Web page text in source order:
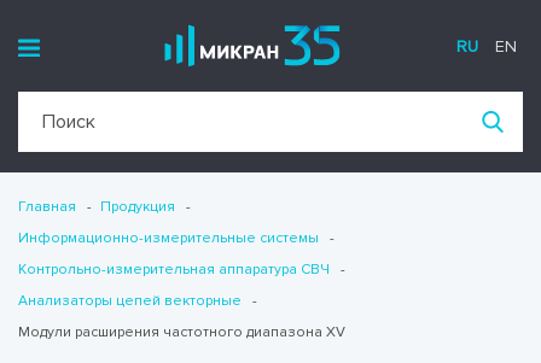
RU EN
Главная
Продукция
Информационно-измерительные системы
Контрольно-измерительная аппаратура СВЧ
Анализаторы цепей векторные
Модули расширения частотного диапазона XV